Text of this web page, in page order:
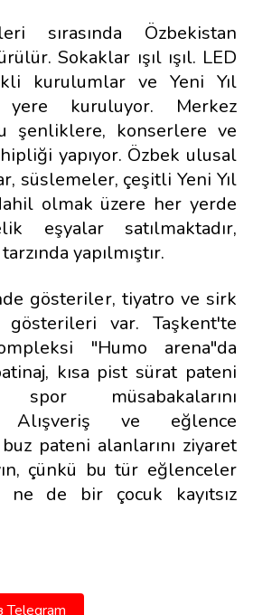
sırasında Özbekistan
Sokaklar ışıl ışıl. LED
kurulumlar ve Yeni Yıl
kuruluyor. Merkez
şenliklere, konserlere ve
yapıyor. Özbek ulusal
süslemeler, çeşitli Yeni Yıl
olmak üzere her yerde
eşyalar satılmaktadır,
yapılmıştır.
gösteriler, tiyatro ve sirk
var. Taşkent'te
"Humo arena"da
kısa pist sürat pateni
müsabakalarını
Alışveriş ve eğlence
pateni alanlarını ziyaret
çünkü bu tür eğlenceler
de bir çocuk kayıtsız
Telegram